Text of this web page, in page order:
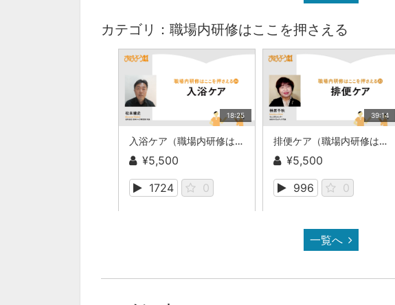
カテゴリ：職場内研修はここを押さえる
18:25
入浴ケア（職場内研修はここを押さえる）
¥5,500
1724
0
39:14
排便ケア（職場内研修はここを押さえる）
¥5,500
996
0
一覧へ